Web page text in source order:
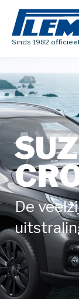
Sinds 1982
De